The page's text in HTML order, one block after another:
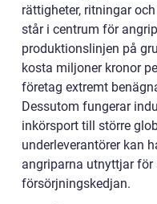
rättigheter, ritningar
står i centrum för
produktionslinjen på
kosta miljoner kronor
företag extremt
Dessutom fungerar
inkörsport till större
underleverantörer kan
angriparna utnyttjar
försörjningskedjan.